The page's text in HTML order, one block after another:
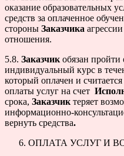
оказание образовательных
средств за оплаченное
стороны Заказчика
отношения.
5.8. Заказчик обязан
индивидуальный курс в
который оплачен и
оплаты услуг на счет
срока, Заказчик теряет
информационно-
вернуть средства.
ОПЛАТА УСЛУГ И